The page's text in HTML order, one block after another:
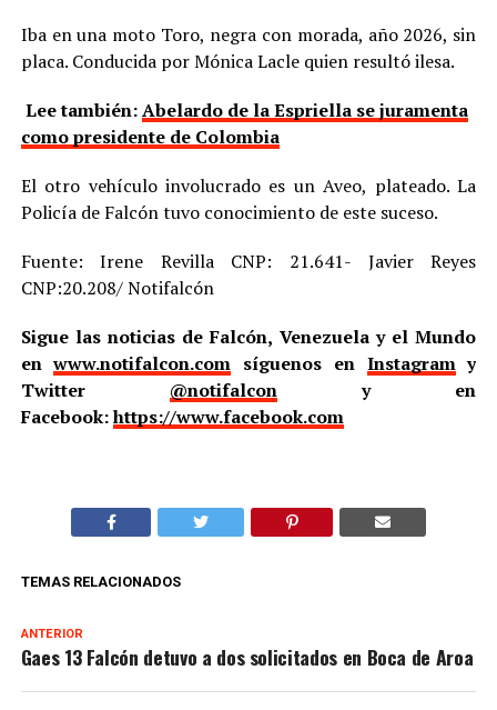
Iba en una moto Toro, negra con morada, año 2026, sin
placa. Conducida por Mónica Lacle quien resultó ilesa.
Lee también:Abelardo de la Espriella se juramenta
como presidente de Colombia
El otro vehículo involucrado es un Aveo, plateado. La
Policía de Falcón tuvo conocimiento de este suceso.
Fuente: Irene Revilla CNP: 21.641- Javier Reyes
CNP:20.208/ Notifalcón
Sigue las noticias de Falcón, Venezuela y el Mundo
enwww.notifalcon.com síguenos en Instagramy
Twitter @notifalcony en
Facebook:https://www.facebook.com
TEMAS RELACIONADOS
ANTERIOR
Gaes 13 Falcón detuvo a dos solicitados en Boca de Aroa